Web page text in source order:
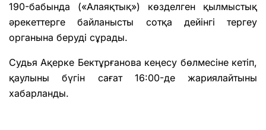
190-бабында («Алаяқтық») көзделген қылмыстық
әрекеттерге байланысты сотқа дейінгі тергеу
органына беруді сұрады.
Судья Ақерке Бектұрғанова кеңесу бөлмесіне кетіп,
қаулыны бүгін сағат 16:00-де жариялайтыны
хабарланды.